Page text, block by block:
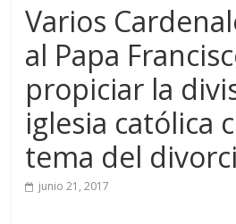
Varios
al Papa
propiciar la
iglesia católica
tema del
junio 21, 2017